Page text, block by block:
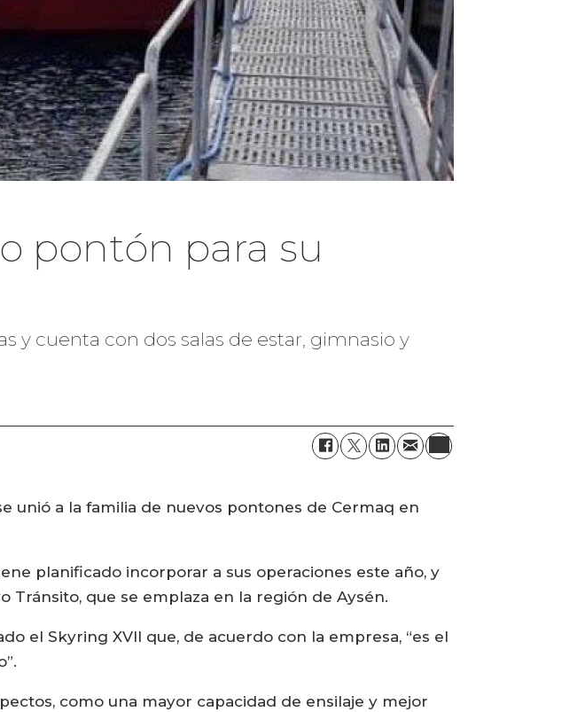
pontón para su
y cuenta con dos salas de estar, gimnasio y
unió a la familia de nuevos pontones de Cermaq en
planificado incorporar a sus operaciones este año, y
que se emplaza en la región de Aysén.
el Skyring XVII que, de acuerdo con la empresa, “es el
como una mayor capacidad de ensilaje y mejor